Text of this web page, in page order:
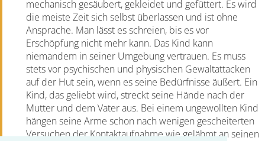
mechanisch gesäubert, gekleidet und gefüttert. Es wird
die meiste Zeit sich selbst überlassen und ist ohne
Ansprache. Man lässt es schreien, bis es vor
Erschöpfung nicht mehr kann. Das Kind kann
niemandem in seiner Umgebung vertrauen. Es muss
stets vor psychischen und physischen Gewaltattacken
auf der Hut sein, wenn es seine Bedürfnisse äußert. Ein
Kind, das geliebt wird, streckt seine Hände nach der
Mutter und dem Vater aus. Bei einem ungewollten Kind
hängen seine Arme schon nach wenigen gescheiterten
Versuchen der Kontaktaufnahme wie gelähmt an seinen